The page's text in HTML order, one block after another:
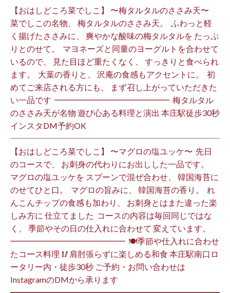
【おはしどころ菜でしこ】 〜梅タルタルのささみ天〜 ⁡
菜でしこの名物、 梅タルタルのささみ天。 ⁡ ふわっと軽
く揚げたささみに、 爽やかな酸味の梅タルタルを たっぷ
りとのせて。 ⁡ マヨネーズと同量のヨーグルトを合わせて
いるので、 見た目ほど重たくなく、 すっきりと食べられ
ます。 ⁡ 大葉の香りと、 沢庵の食感もアクセントに。 ⁡ 初
めてご来店される方にも、 まず召し上がっていただきた
い一品です️ ⁡ ━━━━━━━━━━━━━━ ⁡ 梅タルタル
のささみ天が名物 遊び心ある料理と演出 本庄駅徒歩30秒
インスタDM予約OK ⁡
【おはしどころ菜でしこ】 〜マグロの塩ユッケ〜 ⁡ 先日
のコースで、 お刺身の代わりにお出しした一品です。 ⁡
マグロの塩ユッケを スプーンで混ぜ合わせ、 韓国海苔に
のせてひと口。 ⁡ マグロの旨みに、 韓国海苔の香り。 ⁡ れ
んこんチップの食感も加わり、 お刺身とはまた違った楽
しみ方に 仕立てました️ ⁡ コースの内容は毎回同じではな
く、 季節やその日の仕入れに合わせて 変えています。 ⁡
━━━━━━━━━━━━━━ ⁡ 🍽季節や仕入れに合わせ
たコース料理 🥢肩肘張らずに楽しめる和食 本庄駅南口ロ
ータリー内・徒歩30秒 ご予約・お問い合わせは
InstagramのDMから承ります ⁡